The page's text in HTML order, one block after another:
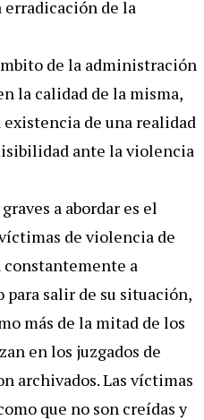
erradicación de la
de la administración
la calidad de la misma,
de una realidad
ante la violencia
a abordar es el
de violencia de
constantemente a
salir de su situación,
más de la mitad de los
en los juzgados de
archivados. Las víctimas
que no son creídas y